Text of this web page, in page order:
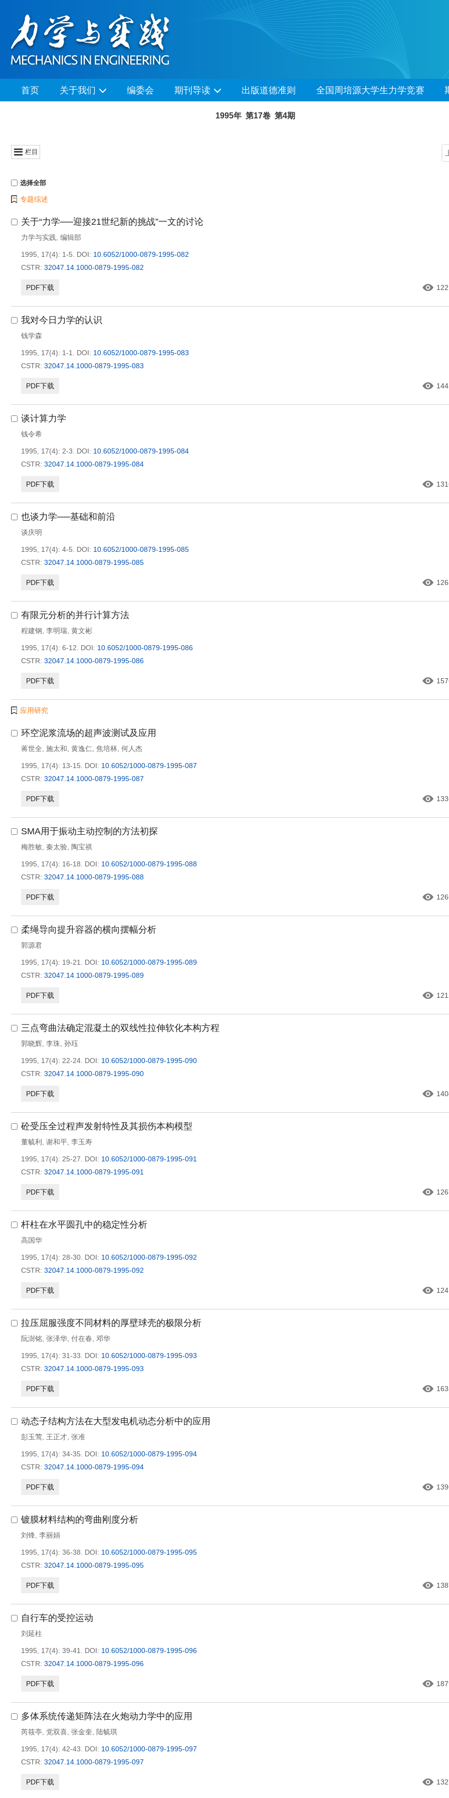
首页 关于我们 编委会 期刊导读 出版道德准则 全国周培源大学生力学竞赛
1995年 第17卷 第4期
栏目
选择全部
专题综述
关于“力学──迎接21世纪新的挑战”一文的讨论
力学与实践 编辑部
1995, 17(4): 1-5. DOI: 10.6052/1000-0879-1995-082
CSTR: 32047.14.1000-0879-1995-082
PDF下载
我对今日力学的认识
钱学森
1995, 17(4): 1-1. DOI: 10.6052/1000-0879-1995-083
CSTR: 32047.14.1000-0879-1995-083
PDF下载
谈计算力学
钱令希
1995, 17(4): 2-3. DOI: 10.6052/1000-0879-1995-084
CSTR: 32047.14.1000-0879-1995-084
PDF下载
也谈力学──基础和前沿
谈庆明
1995, 17(4): 4-5. DOI: 10.6052/1000-0879-1995-085
CSTR: 32047.14.1000-0879-1995-085
PDF下载
有限元分析的并行计算方法
程建钢 李明瑞 黄文彬
1995, 17(4): 6-12. DOI: 10.6052/1000-0879-1995-086
CSTR: 32047.14.1000-0879-1995-086
PDF下载
应用研究
环空泥浆流场的超声波测试及应用
蒋世全 施太和 黄逸仁 焦培林 何人杰
1995, 17(4): 13-15. DOI: 10.6052/1000-0879-1995-087
CSTR: 32047.14.1000-0879-1995-087
PDF下载
SMA用于振动主动控制的方法初探
梅胜敏 秦太验 陶宝祺
1995, 17(4): 16-18. DOI: 10.6052/1000-0879-1995-088
CSTR: 32047.14.1000-0879-1995-088
PDF下载
柔绳导向提升容器的横向摆幅分析
郭源君
1995, 17(4): 19-21. DOI: 10.6052/1000-0879-1995-089
CSTR: 32047.14.1000-0879-1995-089
PDF下载
三点弯曲法确定混凝土的双线性拉伸软化本构方程
郭晓辉 李珠 孙珏
1995, 17(4): 22-24. DOI: 10.6052/1000-0879-1995-090
CSTR: 32047.14.1000-0879-1995-090
PDF下载
砼受压全过程声发射特性及其损伤本构模型
董毓利 谢和平 李玉寿
1995, 17(4): 25-27. DOI: 10.6052/1000-0879-1995-091
CSTR: 32047.14.1000-0879-1995-091
PDF下载
杆柱在水平圆孔中的稳定性分析
高国华
1995, 17(4): 28-30. DOI: 10.6052/1000-0879-1995-092
CSTR: 32047.14.1000-0879-1995-092
PDF下载
拉压屈服强度不同材料的厚壁球壳的极限分析
阮澍铭 张泽华 付在春 邓华
1995, 17(4): 31-33. DOI: 10.6052/1000-0879-1995-093
CSTR: 32047.14.1000-0879-1995-093
PDF下载
动态子结构方法在大型发电机动态分析中的应用
彭玉莺 王正才 张准
1995, 17(4): 34-35. DOI: 10.6052/1000-0879-1995-094
CSTR: 32047.14.1000-0879-1995-094
PDF下载
镀膜材料结构的弯曲刚度分析
刘锋 李丽娟
1995, 17(4): 36-38. DOI: 10.6052/1000-0879-1995-095
CSTR: 32047.14.1000-0879-1995-095
PDF下载
自行车的受控运动
刘延柱
1995, 17(4): 39-41. DOI: 10.6052/1000-0879-1995-096
CSTR: 32047.14.1000-0879-1995-096
PDF下载
多体系统传递矩阵法在火炮动力学中的应用
芮筱亭 党双喜 张金奎 陆毓琪
1995, 17(4): 42-43. DOI: 10.6052/1000-0879-1995-097
CSTR: 32047.14.1000-0879-1995-097
PDF下载